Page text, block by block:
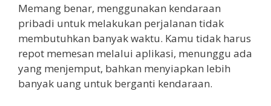
Memang benar, menggunakan kendaraan
pribadi untuk melakukan perjalanan tidak
membutuhkan banyak waktu. Kamu tidak harus
repot memesan melalui aplikasi, menunggu ada
yang menjemput, bahkan menyiapkan lebih
banyak uang untuk berganti kendaraan.